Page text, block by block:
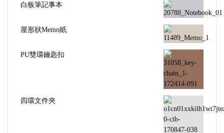
白板筆記事本
屋形狀Memo紙
PU雙環鑰匙扣
四環文件夾